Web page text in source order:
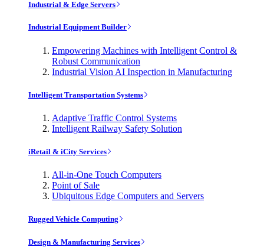
Industrial & Edge Servers
Industrial Equipment Builder
Empowering Machines with Intelligent Control &
Robust Communication
Industrial Vision AI Inspection in Manufacturing
Intelligent Transportation Systems
Adaptive Traffic Control Systems
Intelligent Railway Safety Solution
iRetail & iCity Services
All-in-One Touch Computers
Point of Sale
Ubiquitous Edge Computers and Servers
Rugged Vehicle Computing
Design & Manufacturing Services